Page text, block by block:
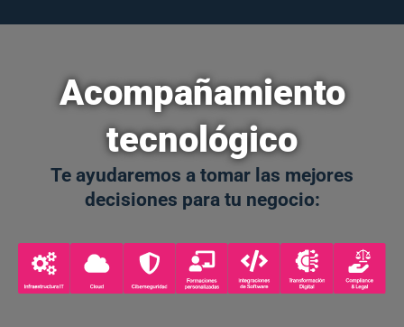
Acompañamiento
tecnológico
Te ayudaremos a tomar las mejores
decisiones para tu negocio: